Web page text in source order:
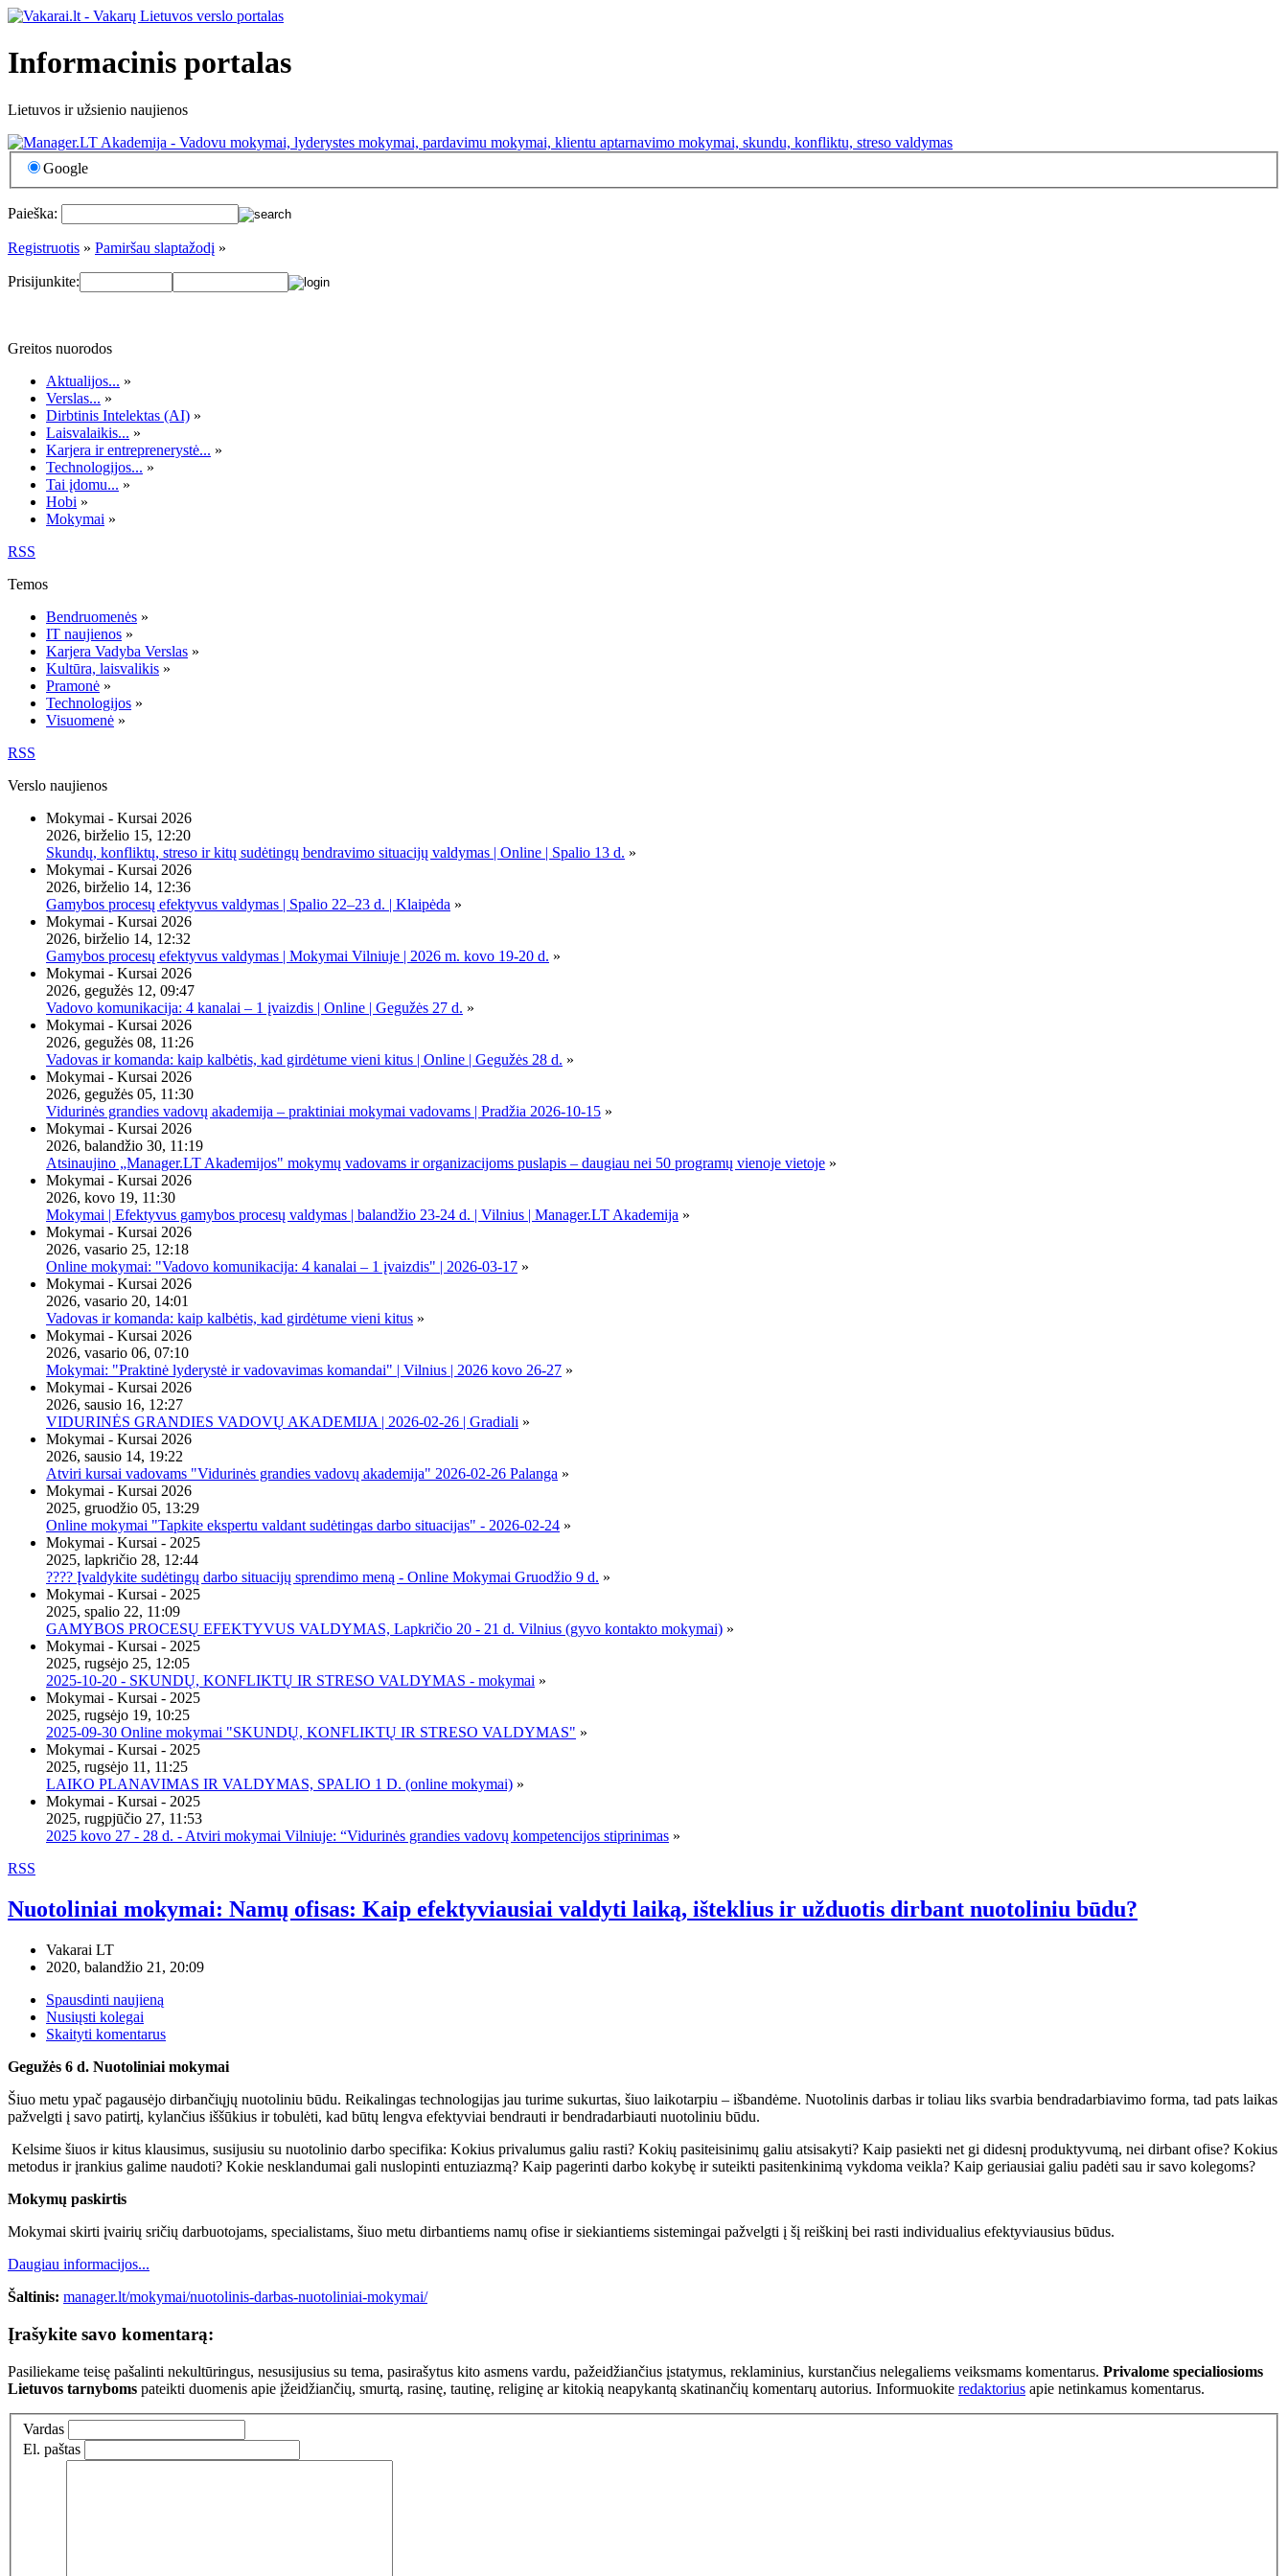
Informacinis portalas
Lietuvos ir užsienio naujienos
Google
Paieška:
Registruotis » Pamiršau slaptažodį »
Prisijunkite:
Greitos nuorodos
Aktualijos... »
Verslas... »
Dirbtinis Intelektas (AI) »
Laisvalaikis... »
Karjera ir entreprenerystė... »
Technologijos... »
Tai įdomu... »
Hobi »
Mokymai »
RSS
Temos
Bendruomenės »
IT naujienos »
Karjera Vadyba Verslas »
Kultūra, laisvalikis »
Pramonė »
Technologijos »
Visuomenė »
RSS
Verslo naujienos
Mokymai - Kursai 2026
2026, birželio 15, 12:20
Skundų, konfliktų, streso ir kitų sudėtingų bendravimo situacijų valdymas | Online | Spalio 13 d. »
Mokymai - Kursai 2026
2026, birželio 14, 12:36
Gamybos procesų efektyvus valdymas | Spalio 22–23 d. | Klaipėda »
Mokymai - Kursai 2026
2026, birželio 14, 12:32
Gamybos procesų efektyvus valdymas | Mokymai Vilniuje | 2026 m. kovo 19-20 d. »
Mokymai - Kursai 2026
2026, gegužės 12, 09:47
Vadovo komunikacija: 4 kanalai – 1 įvaizdis | Online | Gegužės 27 d. »
Mokymai - Kursai 2026
2026, gegužės 08, 11:26
Vadovas ir komanda: kaip kalbėtis, kad girdėtume vieni kitus | Online | Gegužės 28 d. »
Mokymai - Kursai 2026
2026, gegužės 05, 11:30
Vidurinės grandies vadovų akademija – praktiniai mokymai vadovams | Pradžia 2026-10-15 »
Mokymai - Kursai 2026
2026, balandžio 30, 11:19
Atsinaujino „Manager.LT Akademijos" mokymų vadovams ir organizacijoms puslapis – daugiau nei 50 programų vienoje vietoje »
Mokymai - Kursai 2026
2026, kovo 19, 11:30
Mokymai | Efektyvus gamybos procesų valdymas | balandžio 23-24 d. | Vilnius | Manager.LT Akademija »
Mokymai - Kursai 2026
2026, vasario 25, 12:18
Online mokymai: "Vadovo komunikacija: 4 kanalai – 1 įvaizdis" | 2026-03-17 »
Mokymai - Kursai 2026
2026, vasario 20, 14:01
Vadovas ir komanda: kaip kalbėtis, kad girdėtume vieni kitus »
Mokymai - Kursai 2026
2026, vasario 06, 07:10
Mokymai: "Praktinė lyderystė ir vadovavimas komandai" | Vilnius | 2026 kovo 26-27 »
Mokymai - Kursai 2026
2026, sausio 16, 12:27
VIDURINĖS GRANDIES VADOVŲ AKADEMIJA | 2026-02-26 | Gradiali »
Mokymai - Kursai 2026
2026, sausio 14, 19:22
Atviri kursai vadovams "Vidurinės grandies vadovų akademija" 2026-02-26 Palanga »
Mokymai - Kursai 2026
2025, gruodžio 05, 13:29
Online mokymai "Tapkite ekspertu valdant sudėtingas darbo situacijas" - 2026-02-24 »
Mokymai - Kursai - 2025
2025, lapkričio 28, 12:44
???? Įvaldykite sudėtingų darbo situacijų sprendimo meną - Online Mokymai Gruodžio 9 d. »
Mokymai - Kursai - 2025
2025, spalio 22, 11:09
GAMYBOS PROCESŲ EFEKTYVUS VALDYMAS, Lapkričio 20 - 21 d. Vilnius (gyvo kontakto mokymai) »
Mokymai - Kursai - 2025
2025, rugsėjo 25, 12:05
2025-10-20 - SKUNDŲ, KONFLIKTŲ IR STRESO VALDYMAS - mokymai »
Mokymai - Kursai - 2025
2025, rugsėjo 19, 10:25
2025-09-30 Online mokymai "SKUNDŲ, KONFLIKTŲ IR STRESO VALDYMAS" »
Mokymai - Kursai - 2025
2025, rugsėjo 11, 11:25
LAIKO PLANAVIMAS IR VALDYMAS, SPALIO 1 D. (online mokymai) »
Mokymai - Kursai - 2025
2025, rugpjūčio 27, 11:53
2025 kovo 27 - 28 d. - Atviri mokymai Vilniuje: “Vidurinės grandies vadovų kompetencijos stiprinimas »
RSS
Nuotoliniai mokymai: Namų ofisas: Kaip efektyviausiai valdyti laiką, išteklius ir užduotis dirbant nuotoliniu būdu?
Vakarai LT
2020, balandžio 21, 20:09
Spausdinti naujieną
Nusiųsti kolegai
Skaityti komentarus
Gegužės 6 d. Nuotoliniai mokymai
Šiuo metu ypač pagausėjo dirbančiųjų nuotoliniu būdu. Reikalingas technologijas jau turime sukurtas, šiuo laikotarpiu – išbandėme. Nuotolinis darbas ir toliau liks svarbia bendradarbiavimo forma, tad pats laikas
pažvelgti į savo patirtį, kylančius iššūkius ir tobulėti, kad būtų lengva efektyviai bendrauti ir bendradarbiauti nuotoliniu būdu.
Kelsime šiuos ir kitus klausimus, susijusiu su nuotolinio darbo specifika: Kokius privalumus galiu rasti? Kokių pasiteisinimų galiu atsisakyti? Kaip pasiekti net gi didesnį produktyvumą, nei dirbant ofise? Kokius
metodus ir įrankius galime naudoti? Kokie nesklandumai gali nuslopinti entuziazmą? Kaip pagerinti darbo kokybę ir suteikti pasitenkinimą vykdoma veikla? Kaip geriausiai galiu padėti sau ir savo kolegoms?
Mokymų paskirtis
Mokymai skirti įvairių sričių darbuotojams, specialistams, šiuo metu dirbantiems namų ofise ir siekiantiems sistemingai pažvelgti į šį reiškinį bei rasti individualius efektyviausius būdus.
Daugiau informacijos...
Šaltinis: manager.lt/mokymai/nuotolinis-darbas-nuotoliniai-mokymai/
Įrašykite savo komentarą:
Pasiliekame teisę pašalinti nekultūringus, nesusijusius su tema, pasirašytus kito asmens vardu, pažeidžiančius įstatymus, reklaminius, kurstančius nelegaliems veiksmams komentarus. Privalome specialiosioms
Lietuvos tarnyboms pateikti duomenis apie įžeidžiančių, smurtą, rasinę, tautinę, religinę ar kitokią neapykantą skatinančių komentarų autorius. Informuokite redaktorius apie netinkamus komentarus.
Vardas
El. paštas